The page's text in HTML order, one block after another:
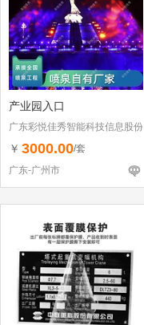
产业园入口
广东彩悦佳秀智能科技信息股份
有限公司
￥ 3000.00/套
广东-广州市